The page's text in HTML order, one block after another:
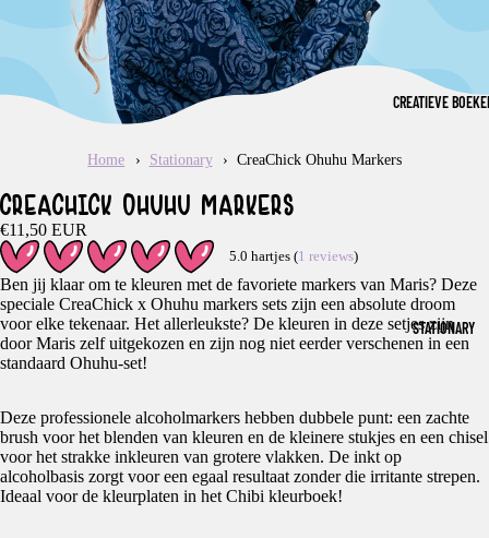
CREATIEVE
STATIONARY
Home Stationary CreaChick Ohuhu Markers
CREACHICK OHUHU MARKERS
€11,50 EUR
5.0 hartjes (1 reviews)
Ben jij klaar om te kleuren met de favoriete markers van Maris? Deze
speciale CreaChick x Ohuhu markers sets zijn een absolute droom
voor elke tekenaar. Het allerleukste? De kleuren in deze setjes zijn
door Maris zelf uitgekozen en zijn nog niet eerder verschenen in een
standaard Ohuhu-set!
Deze professionele alcoholmarkers hebben dubbele punt: een zachte
brush voor het blenden van kleuren en de kleinere stukjes en een chisel
voor het strakke inkleuren van grotere vlakken. De inkt op
alcoholbasis zorgt voor een egaal resultaat zonder die irritante strepen.
Ideaal voor de kleurplaten in het Chibi kleurboek!